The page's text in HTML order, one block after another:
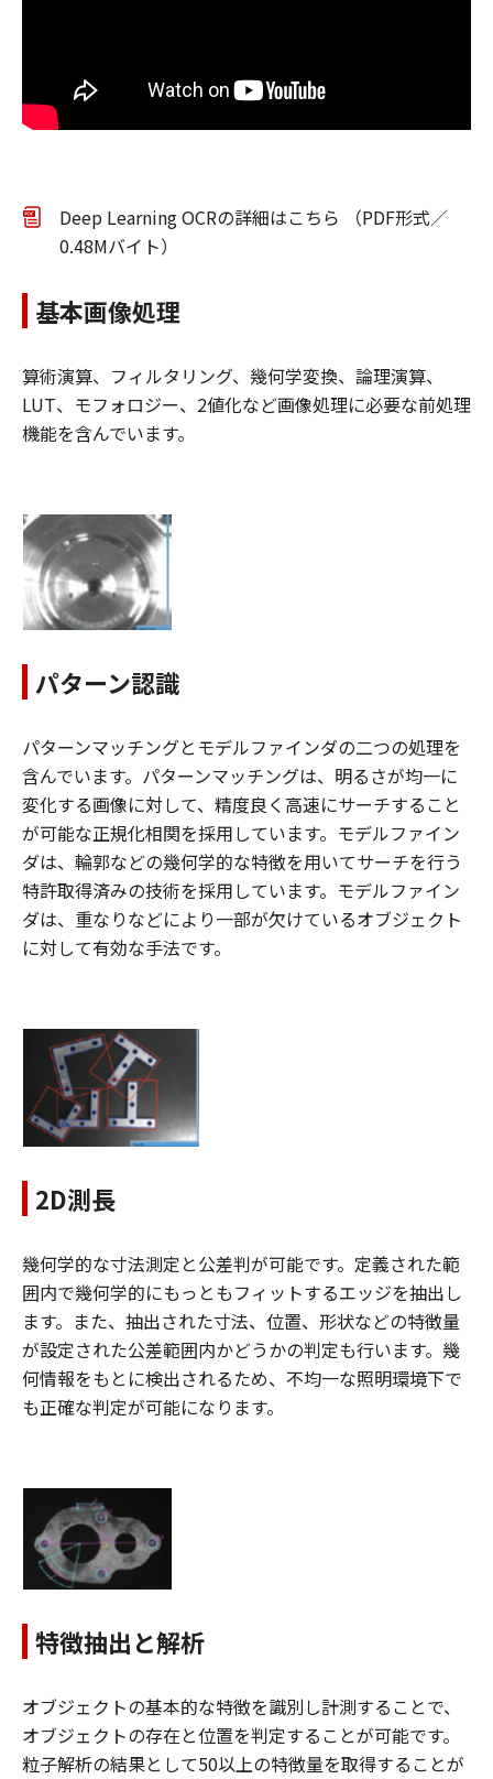
Deep Learning OCRの詳細はこちら （PDF形式／
0.48Mバイト）
基本画像処理
算術演算、フィルタリング、幾何学変換、論理演算、
LUT、モフォロジー、2値化など画像処理に必要な前処理
機能を含んでいます。
パターン認識
パターンマッチングとモデルファインダの二つの処理を
含んでいます。パターンマッチングは、明るさが均一に
変化する画像に対して、精度良く高速にサーチすること
が可能な正規化相関を採用しています。モデルファイン
ダは、輪郭などの幾何学的な特徴を用いてサーチを行う
特許取得済みの技術を採用しています。モデルファイン
ダは、重なりなどにより一部が欠けているオブジェクト
に対して有効な手法です。
2D測長
幾何学的な寸法測定と公差判が可能です。定義された範
囲内で幾何学的にもっともフィットするエッジを抽出し
ます。また、抽出された寸法、位置、形状などの特徴量
が設定された公差範囲内かどうかの判定も行います。幾
何情報をもとに検出されるため、不均一な照明環境下で
も正確な判定が可能になります。
特徴抽出と解析
オブジェクトの基本的な特徴を識別し計測することで、
オブジェクトの存在と位置を判定することが可能です。
粒子解析の結果として50以上の特徴量を取得することが